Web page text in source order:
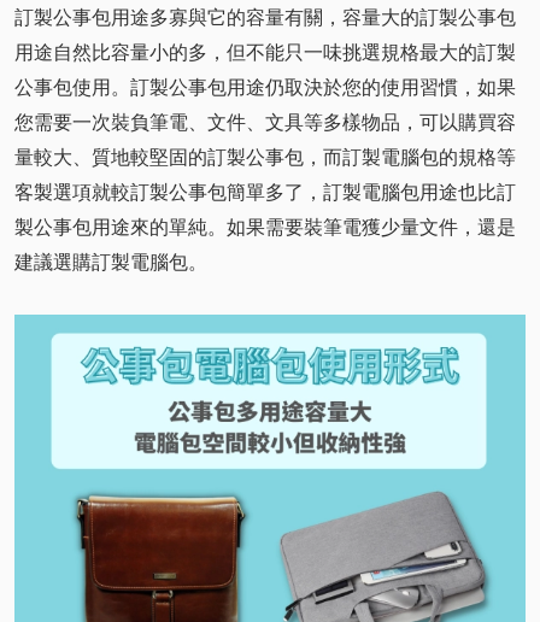
訂製公事包用途多寡與它的容量有關，容量大的訂製公事包
用途自然比容量小的多，但不能只一味挑選規格最大的訂製
公事包使用。訂製公事包用途仍取決於您的使用習慣，如果
您需要一次裝負筆電、文件、文具等多樣物品，可以購買容
量較大、質地較堅固的訂製公事包，而訂製電腦包的規格等
客製選項就較訂製公事包簡單多了，訂製電腦包用途也比訂
製公事包用途來的單純。如果需要裝筆電獲少量文件，還是
建議選購訂製電腦包。